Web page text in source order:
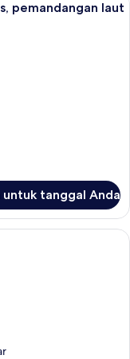
pemandangan laut
untuk tanggal Anda
selimut bulu angsa,